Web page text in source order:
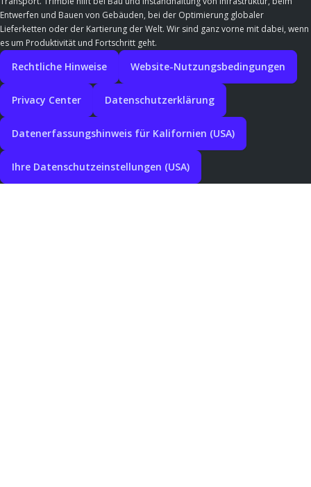
Entwerfen und Bauen von Gebäuden, bei der Optimierung globaler
Lieferketten oder der Kartierung der Welt. Wir sind ganz vorne mit dabei, wenn
es um Produktivität und Fortschritt geht.
Rechtliche Hinweise Website-Nutzungsbedingungen
Privacy Center Datenschutzerklärung
Datenerfassungshinweis für Kalifornien (USA)
Ihre Datenschutzeinstellungen (USA)